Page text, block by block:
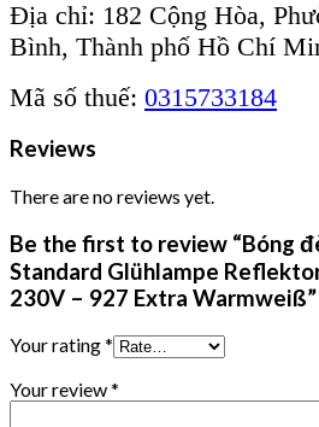
Địa chỉ: 182 Cộng Hòa,
Bình, Thành phố Hồ Chí
Mã số thuế: 0315733184
Reviews
There are no reviews yet.
Be the first to review “Bóng
Standard Glühlampe
230V – 927 Extra Warmweiß”
Your rating*
Your review*